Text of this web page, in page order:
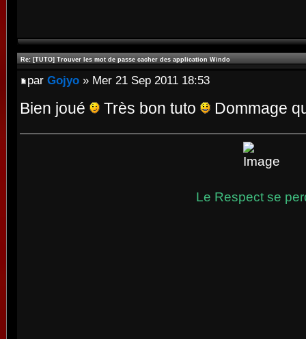
Re: [TUTO] Trouver les mot de passe cacher des application Windo
par Gojyo » Mer 21 Sep 2011 18:53
Bien joué Très bon tuto Dommage
Le Respect se